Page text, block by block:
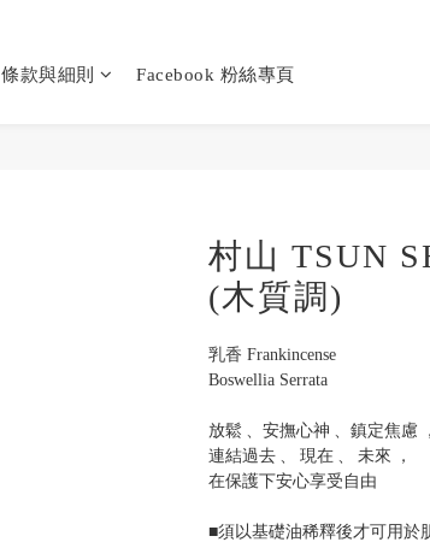
條款與細則 Facebook 粉絲專頁
村山 TSUN
(木質調)
乳香 Frankincense
Boswellia Serrata
放鬆 、安撫心神 、鎮定焦慮
連結過去 、 現在 、 未來 ，
在保護下安心享受自由
■須以基礎油稀釋後才可用於